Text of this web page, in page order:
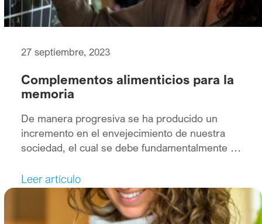
27 septiembre, 2023
Complementos alimenticios para la
memoria
De manera progresiva se ha producido un
incremento en el envejecimiento de nuestra
sociedad, el cual se debe fundamentalmente a
mejoras en la calidad de vida.
Leer artículo